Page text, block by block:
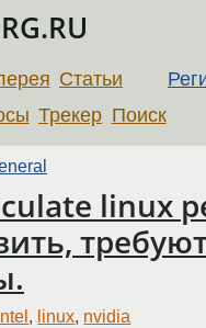
Статьи
Трекер Поиск
linux
, linux, nvidia